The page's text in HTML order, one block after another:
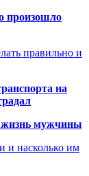
произошло
правильно и
на
жизнь мужчины
и насколько им